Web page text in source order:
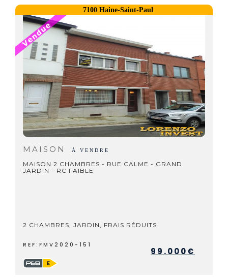
7100 Haine-Saint-Paul
MAISON À VENDRE
MAISON 2 CHAMBRES - RUE CALME - GRAND
JARDIN - RC FAIBLE
2 CHAMBRES, JARDIN, FRAIS RÉDUITS
REF:FMV2020-151
99.000€